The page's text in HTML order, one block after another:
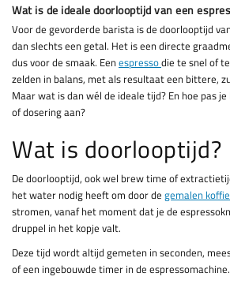
Wat is de ideale doorlooptijd van een
Voor de gevorderde barista is de doorlooptijd
dan slechts een getal. Het is een directe
dus voor de smaak. Eenespressodie te snel of
zelden in balans, met als resultaat een bittere,
Maar wat is dan wél de ideale tijd? En hoe pas
of dosering aan?
Wat is doorlooptijd?
De doorlooptijd, ook wel brew time of
het water nodig heeft om door de gemalen koffie
stromen, vanaf het moment dat je de
druppel in het kopje valt.
Deze tijd wordt altijd gemeten in seconden,
of een ingebouwde timer in de espressomachine.